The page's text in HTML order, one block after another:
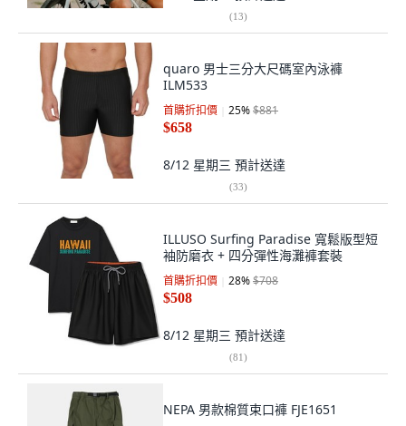
(13)
quaro 男士三分大尺碼室內泳褲
ILM533
首購折扣價 25%$881
$658
8/12 星期三 預計送達
(33)
ILLUSO Surfing Paradise 寬鬆版型短
袖防磨衣 + 四分彈性海灘褲套裝
首購折扣價 28%$708
$508
8/12 星期三 預計送達
(81)
NEPA 男款棉質束口褲 FJE1651